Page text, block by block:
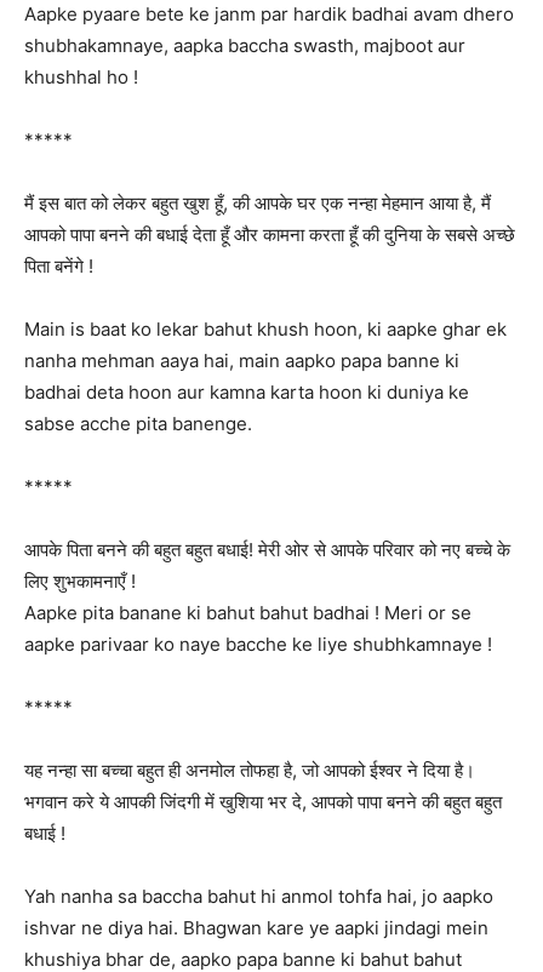
Aapke pyaare bete ke janm par hardik badhai avam dhero
shubhakamnaye, aapka baccha swasth, majboot aur
khushhal ho !
*****
मैं इस बात को लेकर बहुत खुश हूँ, की आपके घर एक नन्हा मेहमान आया है, मैं
आपको पापा बनने की बधाई देता हूँ और कामना करता हूँ की दुनिया के सबसे अच्छे
पिता बनेंगे !
Main is baat ko lekar bahut khush hoon, ki aapke ghar ek
nanha mehman aaya hai, main aapko papa banne ki
badhai deta hoon aur kamna karta hoon ki duniya ke
sabse acche pita banenge.
*****
आपके पिता बनने की बहुत बहुत बधाई! मेरी ओर से आपके परिवार को नए बच्चे के
लिए शुभकामनाएँ !
Aapke pita banane ki bahut bahut badhai ! Meri or se
aapke parivaar ko naye bacche ke liye shubhkamnaye !
*****
यह नन्हा सा बच्चा बहुत ही अनमोल तोफहा है, जो आपको ईश्वर ने दिया है।
भगवान करे ये आपकी जिंदगी में खुशिया भर दे, आपको पापा बनने की बहुत बहुत
बधाई !
Yah nanha sa baccha bahut hi anmol tohfa hai, jo aapko
ishvar ne diya hai. Bhagwan kare ye aapki jindagi mein
khushiya bhar de, aapko papa banne ki bahut bahut